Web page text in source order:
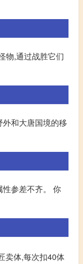
物,通过战胜它们
和大唐国境的移
参差不齐。 你
卖体,每次扣40体